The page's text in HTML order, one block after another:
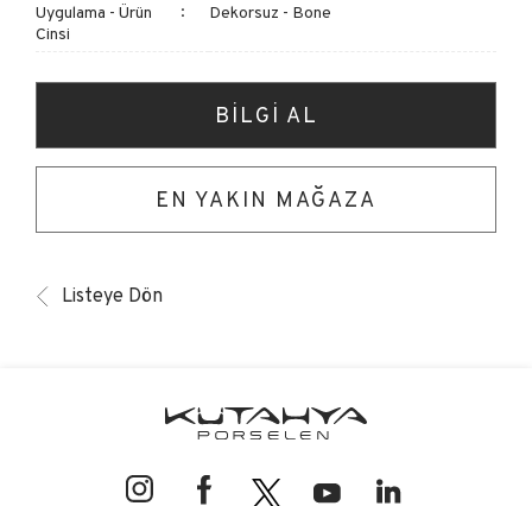
Uygulama - Ürün
Cinsi
Dekorsuz - Bone
BİLGİ AL
EN YAKIN MAĞAZA
Listeye Dön